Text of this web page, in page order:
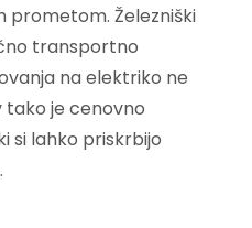
prometom. Železniški
transportno
na elektriko ne
tako je cenovno
si lahko priskrbijo